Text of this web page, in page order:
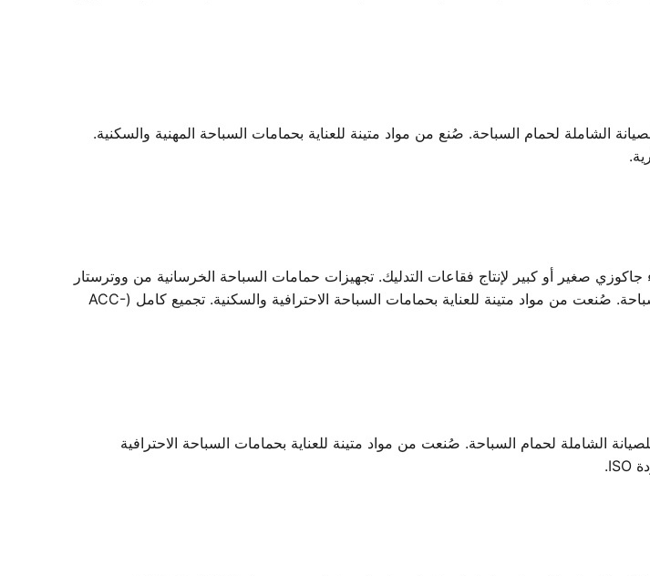
لحمام السباحة. صُنع من مواد متينة للعناية بحمامات السباحة المهنية والسكنية.
صغير أو كبير لإنتاج فقاعات التدليك. تجهيزات حمامات السباحة الخرسانية من ووترستار
- ملحقات تنظيف حمامات السباحة من ووترستار، مصممة لصيانة شاملة لحمامات السباحة. صُنعت من مواد متينة للعناية بحمامات السباحة الاحترافية والسكنية. تجميع كامل (ACC-
لحمام السباحة. صُنعت من مواد متينة للعناية بحمامات السباحة الاحترافية